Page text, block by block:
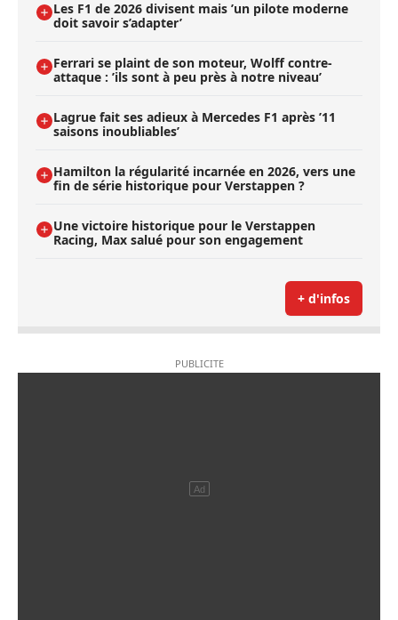
Les F1 de 2026 divisent mais ’un pilote moderne
doit savoir s’adapter’
Ferrari se plaint de son moteur, Wolff contre-
attaque : ’ils sont à peu près à notre niveau’
Lagrue fait ses adieux à Mercedes F1 après ’11
saisons inoubliables’
Hamilton la régularité incarnée en 2026, vers une
fin de série historique pour Verstappen ?
Une victoire historique pour le Verstappen
Racing, Max salué pour son engagement
+ d'infos